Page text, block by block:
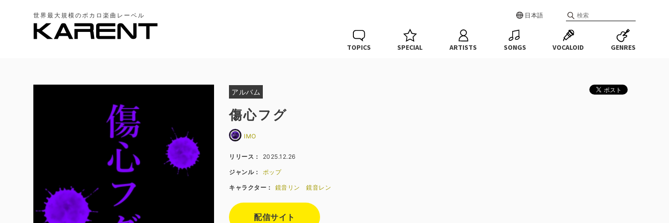
世界最大規模のボカロ楽曲レーベル 日本語
TOPICS SPECIAL ARTISTS SONGS VOCALOID GENRES
アルバム
傷心フグ
IMO
リリース： 2025.12.26
ジャンル： ポップ
キャラクター： 鏡音リン 鏡音レン
配信サイト